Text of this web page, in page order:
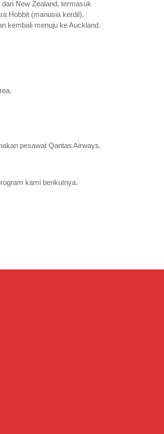
New Zealand, termasuk
Hobbit (manusia kerdil).
kembali menuju ke Auckland.
pesawat Qantas Airways.
kami berikutnya.